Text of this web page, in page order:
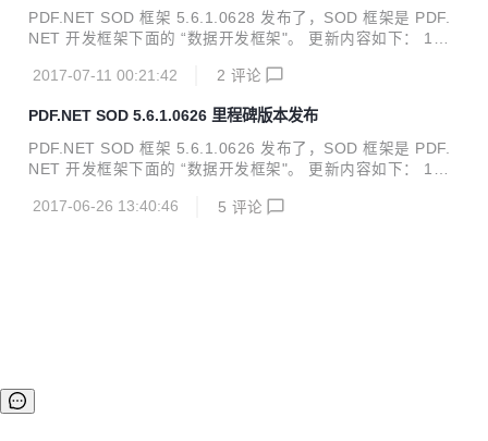
OQL1增加Computer 方法，用于处理字段复杂计算关系 源码
及下载地址： 码云：https://git.oschina.net/dxzyx/SOD
PDF.NET SOD 框架 5.6.1.0628 发布了，SOD 框架是 PDF.
NET 开发框架下面的 “数据开发框架"。 更新内容如下： 1、
法支持返回Task<T> 类型 3、code first 支持生成decimal(30,
Eazfuscator.NET相关信息 源码及下载地址： 码云：http://gi
t.oschina.net/dxzyx/SOD
2017-07-11 00:21:42 2 评论
PDF.NET SOD 5.6.1.0626 里程碑版本发布
PDF.NET SOD 框架 5.6.1.0626 发布了，SOD 框架是 PDF.
NET 开发框架下面的 “数据开发框架"。 更新内容如下： 1、
数据架构查询对事务过程的支持 2、修复上个班班引起的Orde
2017-06-26 13:40:46 5 评论